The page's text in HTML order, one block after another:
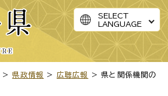
SELECT
LANGUAGE
> 県政情報 > 広聴広報
> 県と関係機関の